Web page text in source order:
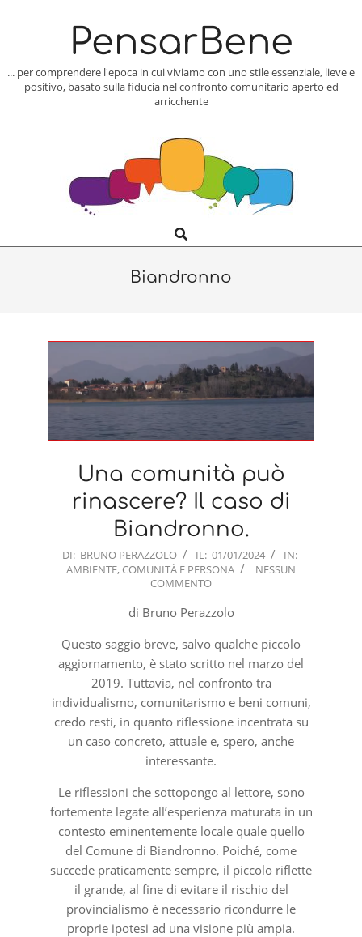
PensarBene
... per comprendere l'epoca in cui viviamo con uno stile essenziale, lieve e
positivo, basato sulla fiducia nel confronto comunitario aperto ed
arricchente
Navigation
Search
Biandronno
Una comunità può
rinascere? Il caso di
Biandronno.
2024-
DI: BRUNO PERAZZOLO IL: 01/01/2024
IN:
AMBIENTE, COMUNITÀ E PERSONA
NESSUN
COMMENTO
di Bruno Perazzolo
Questo saggio breve, salvo qualche piccolo
aggiornamento, è stato scritto nel marzo del
2019. Tuttavia, nel confronto tra
individualismo, comunitarismo e beni comuni,
credo resti, in quanto riflessione incentrata su
un caso concreto, attuale e, spero, anche
interessante.
Le riflessioni che sottopongo al lettore, sono
fortemente legate all’esperienza maturata in un
contesto eminentemente locale quale quello
del Comune di Biandronno. Poiché, come
succede praticamente sempre, il piccolo riflette
il grande, al fine di evitare il rischio del
provincialismo è necessario ricondurre le
proprie ipotesi ad una visione più ampia.